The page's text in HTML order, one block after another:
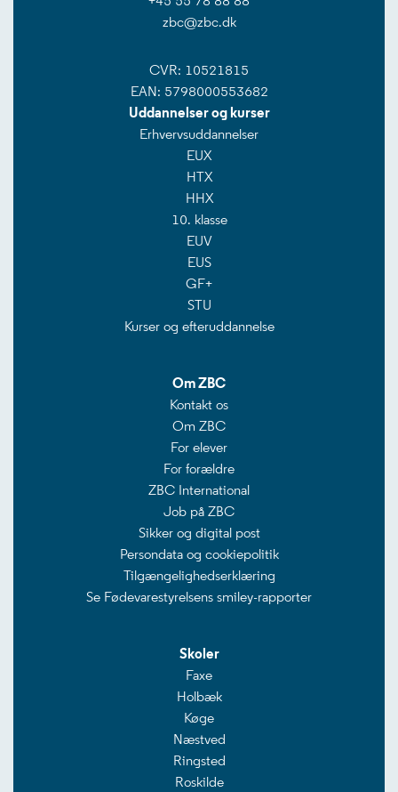
zbc@zbc.dk
CVR: 10521815
EAN: 5798000553682
Uddannelser og kurser
Erhvervsuddannelser
EUX
HTX
HHX
10. klasse
EUV
EUS
GF+
STU
Kurser og efteruddannelse
Om ZBC
Kontakt os
Om ZBC
For elever
For forældre
ZBC International
Job på ZBC
Sikker og digital post
Persondata og cookiepolitik
Tilgængelighedserklæring
Se Fødevarestyrelsens smiley-rapporter
Skoler
Faxe
Holbæk
Køge
Næstved
Ringsted
Roskilde